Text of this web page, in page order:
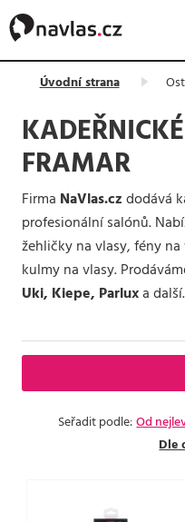
Úvodní strana
FRAMAR
Firma NaVlas.czdodává
profesionální salónů.
žehličky na vlasy, fény
kulmy na vlasy.
Uki, Kiepe, Parluxa další.
Seřadit podle:Od
Dle